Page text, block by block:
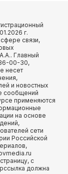
г.
связи,
Главный
00-30,
несет
и новостных
сообщений
применяются
на основе
сети
Российской
с
должна